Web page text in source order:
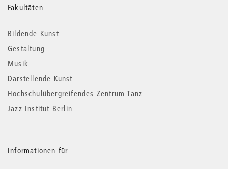
Weitere
Informationen
Fakultäten
Bildende Kunst
Gestaltung
Musik
Darstellende Kunst
Hochschulübergreifendes Zentrum Tanz
Jazz Institut Berlin
Informationen für